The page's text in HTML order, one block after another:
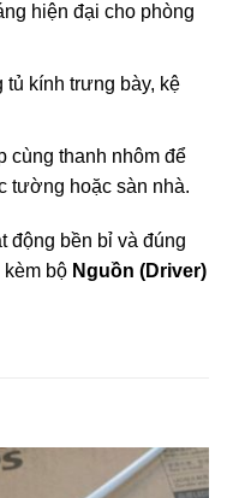
hiện đại cho phòng
tủ kính trưng bày, kệ
cùng thanh nhôm để
tường hoặc sàn nhà.
động bền bỉ và đúng
bộ Nguồn (Driver)